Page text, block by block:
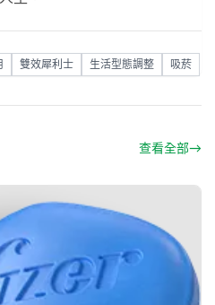
雙效犀利士 生活型態調整 吸菸
查看全部→